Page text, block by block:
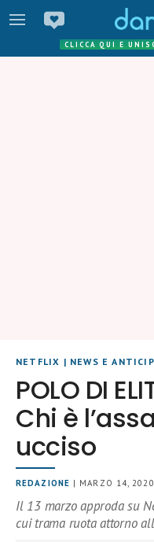
CLICCA QUI E
NETFLIX | NEWS E
POLO DI
Chi è
ucciso
REDAZIONE | MARZO 14, 2020
Il 13 marzo approda su
cui trama ruota attorno